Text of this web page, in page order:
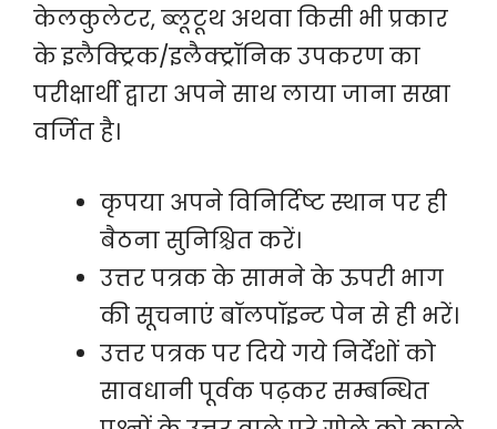
केलकुलेटर, ब्लूटूथ अथवा किसी भी प्रकार
के इलैक्ट्रिक/इलैक्ट्रॉनिक उपकरण का
परीक्षार्थी द्वारा अपने साथ लाया जाना सखा
वर्जित है।
कृपया अपने विनिर्दिष्ट स्थान पर ही
बैठना सुनिश्चित करें।
उत्तर पत्रक के सामने के ऊपरी भाग
की सूचनाएं बॉलपॉइन्ट पेन से ही भरें।
उत्तर पत्रक पर दिये गये निर्देशों को
सावधानी पूर्वक पढ़कर सम्बन्धित